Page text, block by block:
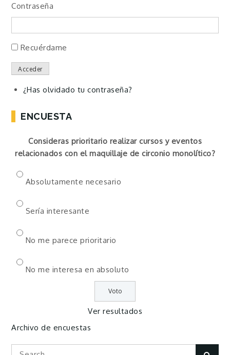
Contraseña
Recuérdame
Acceder
¿Has olvidado tu contraseña?
ENCUESTA
Consideras prioritario realizar cursos y eventos
relacionados con el maquillaje de circonio monolítico?
Absolutamente necesario
Sería interesante
No me parece prioritario
No me interesa en absoluto
Ver resultados
Archivo de encuestas
Search